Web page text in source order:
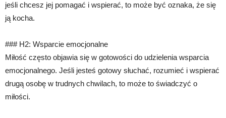
jeśli chcesz jej pomagać i wspierać, to może być oznaka, że się
ją kocha.
### H2: Wsparcie emocjonalne
Miłość często objawia się w gotowości do udzielenia wsparcia
emocjonalnego. Jeśli jesteś gotowy słuchać, rozumieć i wspierać
drugą osobę w trudnych chwilach, to może to świadczyć o
miłości.